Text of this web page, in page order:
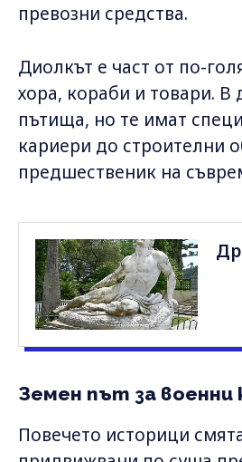
превозни средства.
Диолкът е част от по-
хора, кораби и товари. В
пътища, но те имат
кариери до строителни
предшественик на
Земен път за военни
Повечето историци